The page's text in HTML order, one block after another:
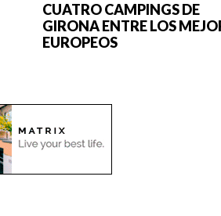
CUATRO CAMPINGS DE
GIRONA ENTRE LOS
EUROPEOS